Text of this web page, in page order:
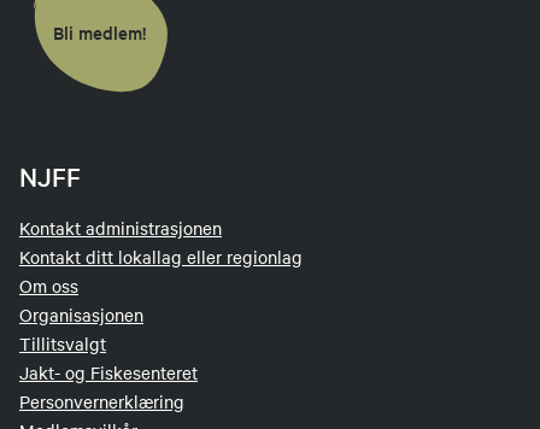
Bli medlem!
NJFF
Kontakt administrasjonen
Kontakt ditt lokallag eller regionlag
Om oss
Organisasjonen
Tillitsvalgt
Jakt- og Fiskesenteret
Personvernerklæring